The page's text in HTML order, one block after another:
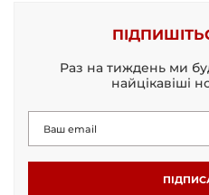
Раз на тиждень ми
найцікавіші